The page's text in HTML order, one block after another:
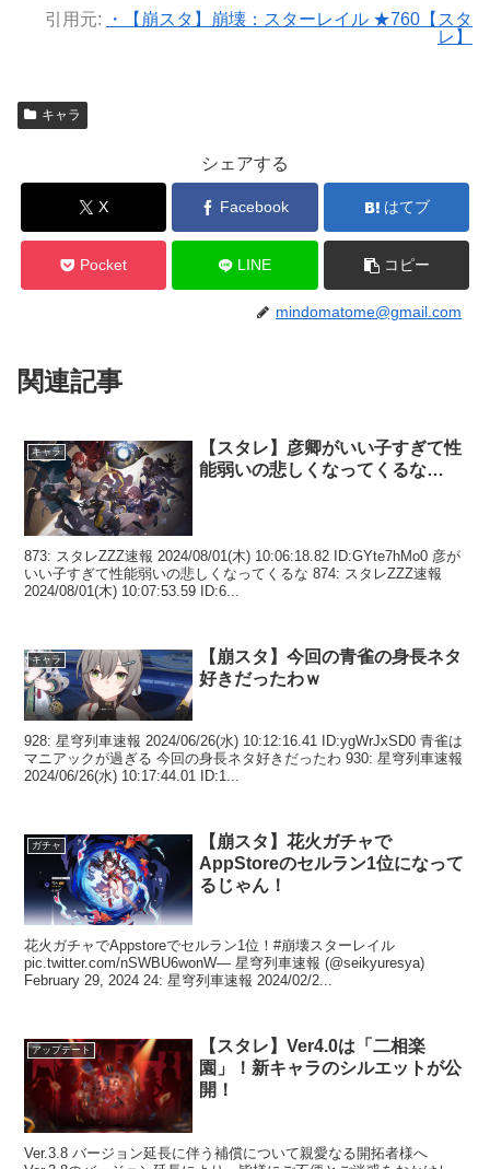
引用元:
・【崩スタ】崩壊：スターレイル ★760【スタ
レ】
キャラ
シェアする
X Facebook はてブ
Pocket LINE コピー
mindomatome@gmail.com
関連記事
キャラ
【スタレ】彦卿がいい子すぎて性
能弱いの悲しくなってくるな…
873: スタレZZZ速報 2024/08/01(木) 10:06:18.82 ID:GYte7hMo0 彦が
いい子すぎて性能弱いの悲しくなってくるな 874: スタレZZZ速報
2024/08/01(木) 10:07:53.59 ID:6...
キャラ
【崩スタ】今回の青雀の身長ネタ
好きだったわｗ
928: 星穹列車速報 2024/06/26(水) 10:12:16.41 ID:ygWrJxSD0 青雀は
マニアックが過ぎる 今回の身長ネタ好きだったわ 930: 星穹列車速報
2024/06/26(水) 10:17:44.01 ID:1...
ガチャ
【崩スタ】花火ガチャで
AppStoreのセルラン1位になって
るじゃん！
花火ガチャでAppstoreでセルラン1位！#崩壊スターレイル
pic.twitter.com/nSWBU6wonW— 星穹列車速報 (@seikyuresya)
February 29, 2024 24: 星穹列車速報 2024/02/2...
アップデート
【スタレ】Ver4.0は「二相楽
園」！新キャラのシルエットが公
開！
Ver.3.8 バージョン延長に伴う補償について親愛なる開拓者様へ